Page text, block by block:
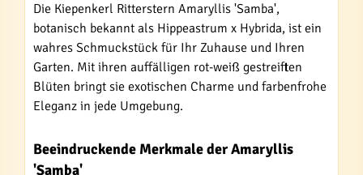
Die Kiepenkerl Ritterstern Amaryllis 'Samba',
botanisch bekannt als Hippeastrum x Hybrida, ist ein
wahres Schmuckstück für Ihr Zuhause und Ihren
Garten. Mit ihren auffälligen rot-weiß gestreiften
Blüten bringt sie exotischen Charme und farbenfrohe
Eleganz in jede Umgebung.
Beeindruckende Merkmale der Amaryllis
'Samba'